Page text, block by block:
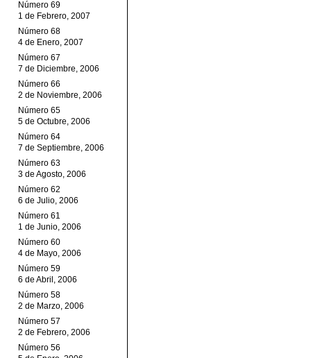
Número 69
1 de Febrero, 2007
Número 68
4 de Enero, 2007
Número 67
7 de Diciembre, 2006
Número 66
2 de Noviembre, 2006
Número 65
5 de Octubre, 2006
Número 64
7 de Septiembre, 2006
Número 63
3 de Agosto, 2006
Número 62
6 de Julio, 2006
Número 61
1 de Junio, 2006
Número 60
4 de Mayo, 2006
Número 59
6 de Abril, 2006
Número 58
2 de Marzo, 2006
Número 57
2 de Febrero, 2006
Número 56